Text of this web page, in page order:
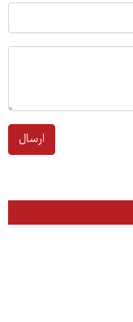
ارسال